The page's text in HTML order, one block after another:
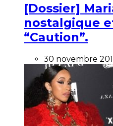
[Dossier]
nostalgique
“Caution”.
30 novembre